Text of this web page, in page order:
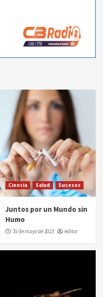
Ciencia Salud Sucesos
Juntos por un Mundo sin
Humo
31 de mayo de 2023 editor